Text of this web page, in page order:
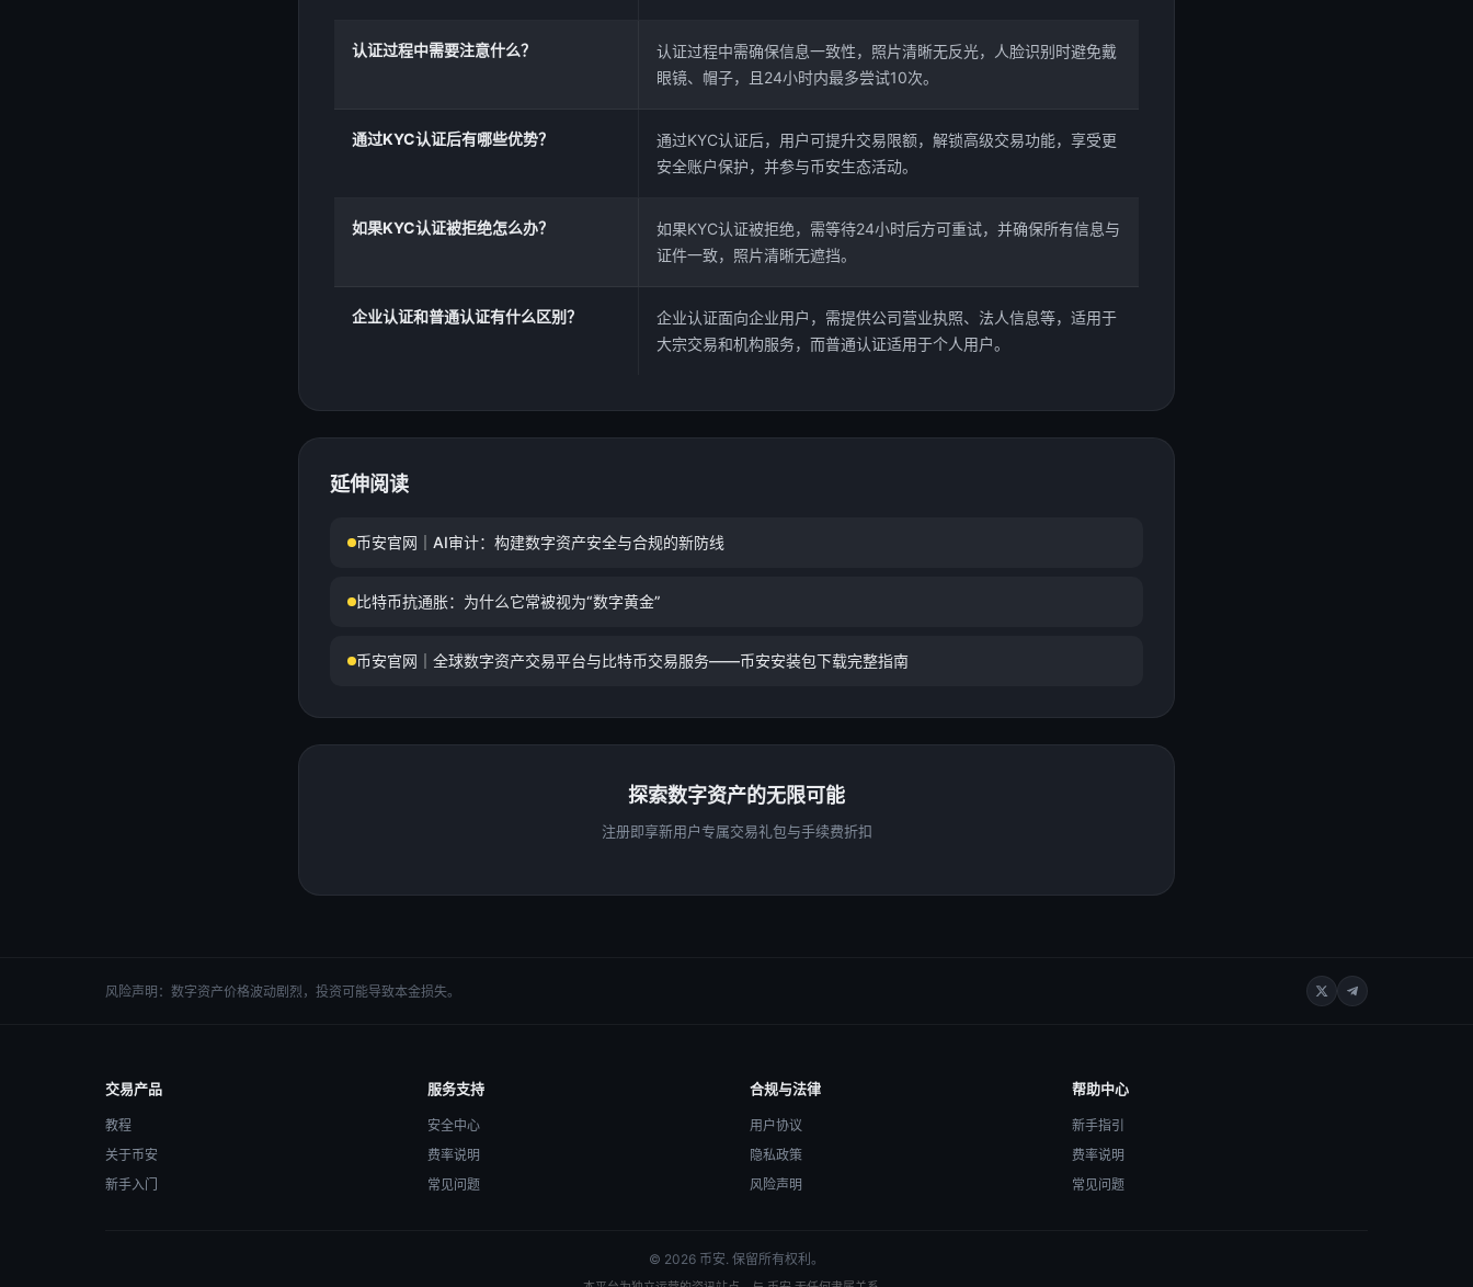
认证过程中需要注意什么？
认证过程中需确保信息一致性，照片清晰无反光，人脸识别时避免戴
眼镜、帽子，且24小时内最多尝试10次。
通过KYC认证后有哪些优势？
通过KYC认证后，用户可提升交易限额，解锁高级交易功能，享受更
安全账户保护，并参与币安生态活动。
如果KYC认证被拒绝怎么办？
如果KYC认证被拒绝，需等待24小时后方可重试，并确保所有信息与
证件一致，照片清晰无遮挡。
企业认证和普通认证有什么区别？
企业认证面向企业用户，需提供公司营业执照、法人信息等，适用于
大宗交易和机构服务，而普通认证适用于个人用户。
延伸阅读
币安官网｜AI审计：构建数字资产安全与合规的新防线
比特币抗通胀：为什么它常被视为“数字黄金”
币安官网｜全球数字资产交易平台与比特币交易服务——币安安装包下载完整指南
探索数字资产的无限可能
注册即享新用户专属交易礼包与手续费折扣
风险声明：数字资产价格波动剧烈，投资可能导致本金损失。
交易产品
教程
关于币安
新手入门
服务支持
安全中心
费率说明
常见问题
合规与法律
用户协议
隐私政策
风险声明
帮助中心
新手指引
费率说明
常见问题
© 2026 币安. 保留所有权利。